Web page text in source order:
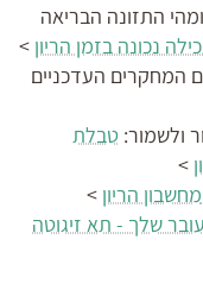
התזונה הבריאה
נכונה בזמן הריון >
המחקרים העדכניים
ולשמור: טבלת
>
מחשבון הריון >
שלך - תא זיגוטה